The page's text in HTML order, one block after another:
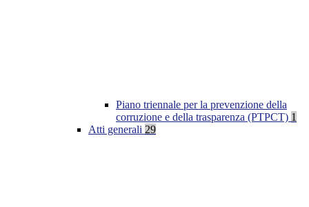
Piano triennale per la prevenzione della
corruzione e della trasparenza (PTPCT) 1
Atti generali 29